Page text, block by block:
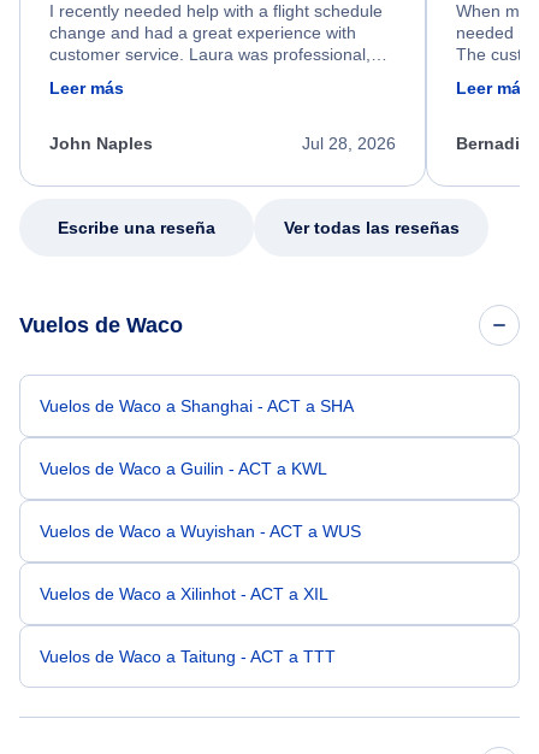
I recently needed help with a flight schedule
change and had a great experience with
customer service. Laura was professional,
friendly, and very helpful throughout the
process. She quickly found a solution and
appreciate her excellent service.
Leer más
Jul 28, 2026
John Naples
When my
needed
The
calm,
my issue.
Leer más
Escribe una reseña Ver todas las reseñas
Vuelos de Waco
Vuelos de Waco a Shanghai - ACT a SHA
Vuelos de Waco a Guilin - ACT a KWL
Vuelos de Waco a Wuyishan - ACT a WUS
Vuelos de Waco a Xilinhot - ACT a XIL
Vuelos de Waco a Taitung - ACT a TTT